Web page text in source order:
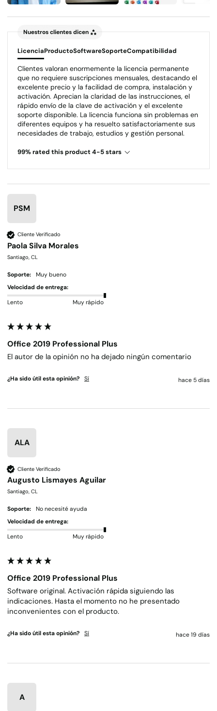
Nuestros clientes dicen
LicenciaProductoSoftwareSoporteCompatibilidad
Clientes valoran enormemente la licencia permanente
que no requiere suscripciones mensuales, destacando el
excelente precio y la facilidad de compra, instalación y
activación. Aprecian la claridad de las instrucciones, el
rápido envío de la clave de activación y el excelente
soporte disponible. La licencia funciona sin problemas en
diferentes equipos y ha resuelto satisfactoriamente sus
necesidades de trabajo, estudios y gestión personal.
99% rated this product 4-5 stars
PSM
Cliente Verificado
Paola Silva Morales
Santiago, CL
Soporte:
Muy bueno
Velocidad de entrega:
Lento
Muy rápido
Office 2019 Professional Plus
El autor de la opinión no ha dejado ningún comentario
¿Ha sido útil esta opinión? Sí hace 5 días
ALA
Cliente Verificado
Augusto Lismayes Aguilar
Santiago, CL
Soporte:
No necesité ayuda
Velocidad de entrega:
Lento
Muy rápido
Office 2019 Professional Plus
Software original. Activación rápida siguiendo las
indicaciones. Hasta el momento no he presentado
inconvenientes con el producto.
¿Ha sido útil esta opinión? Sí hace 19 días
A